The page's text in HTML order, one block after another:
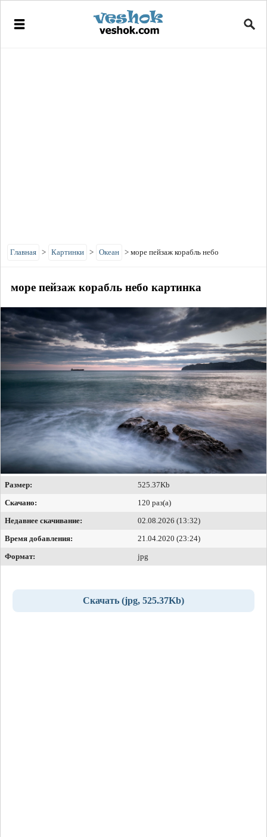
Главная > Картинки > Океан > море пейзаж корабль небо
море пейзаж корабль небо картинка
Размер:
525.37Kb
Скачано:
120 раз(а)
Недавнее скачивание:
02.08.2026 (13:32)
Время добавления:
21.04.2020 (23:24)
Формат:
jpg
Скачать (jpg, 525.37Kb)